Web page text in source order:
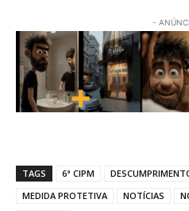
-
TAGS 6ª CIPM
MEDIDA PROTETIVA
NOTÍCIAS